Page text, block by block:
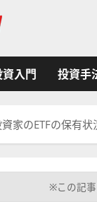
入門 投資手
家のETFの保有
※この記事